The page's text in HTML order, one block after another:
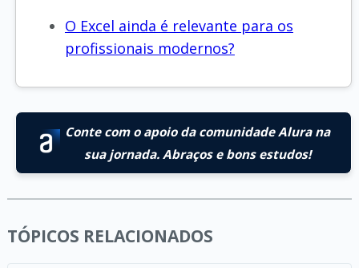
O Excel ainda é relevante para os
profissionais modernos?
Conte com o apoio da comunidade Alura na
sua jornada. Abraços e bons estudos!
TÓPICOS RELACIONADOS